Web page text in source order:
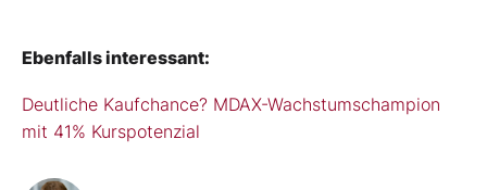
Ebenfalls interessant:
Deutliche Kaufchance? MDAX-Wachstumschampion
mit 41% Kurspotenzial